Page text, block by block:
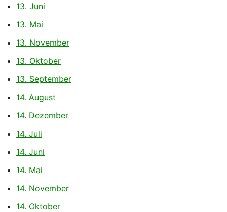
13. Juni
13. Mai
13. November
13. Oktober
13. September
14. August
14. Dezember
14. Juli
14. Juni
14. Mai
14. November
14. Oktober